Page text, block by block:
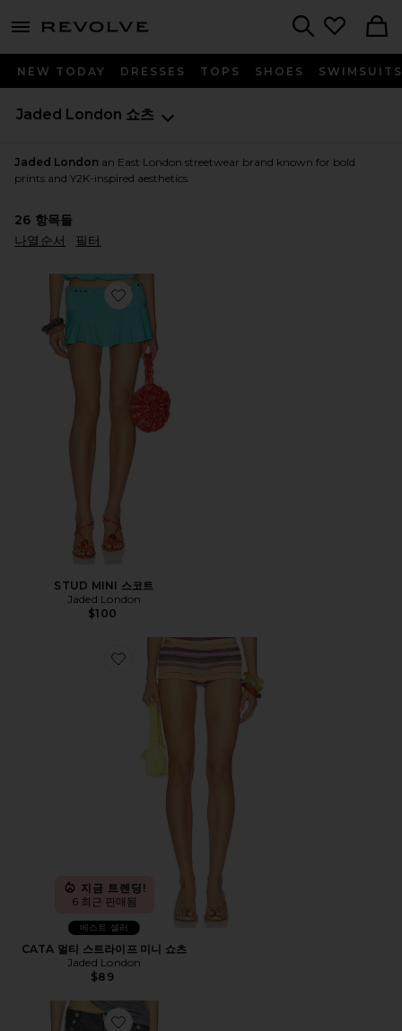
menu - shows more content
NEW TODAY DRESSES TOPS SHOES SWIMSUITS
Jaded London 쇼츠
Jaded London an East London streetwear brand known for bold
prints and Y2K-inspired aesthetics.
26 항목들
나열순서
필터
STUD MINI 스코트
Jaded London
$100
Favorite CATA 멀티 스트라이프 미니 쇼츠
지금 트렌딩!
6 최근 판매됨
베스트 셀러
CATA 멀티 스트라이프 미니 쇼츠
Jaded London
$89